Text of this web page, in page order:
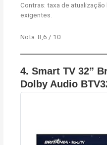
Contras: taxa de
exigentes.
Nota: 8,6 / 10
4. Smart TV 32”
Dolby Audio